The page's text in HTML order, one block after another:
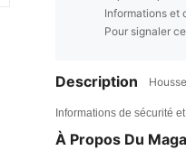
Informations et
Pour signaler
Description
Informations de sécurité
À Propos Du